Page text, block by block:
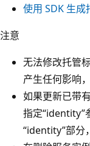
使用 SDK 生成
注意
无法修改托管
产生任何影响
如果更新已带
指定“identity”
“identity”部分